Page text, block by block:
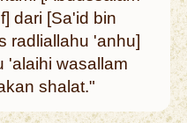
dari [Sa'id bin
radliallahu 'anhu]
'alaihi wasallam
shalat."